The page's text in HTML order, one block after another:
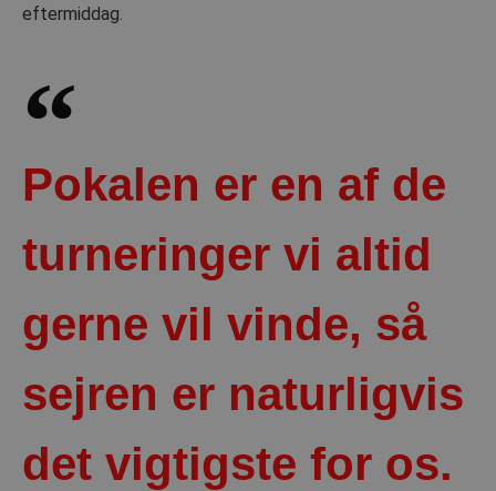
eftermiddag.
Pokalen er en af de
turneringer vi altid
gerne vil vinde, så
sejren er naturligvis
det vigtigste for os.